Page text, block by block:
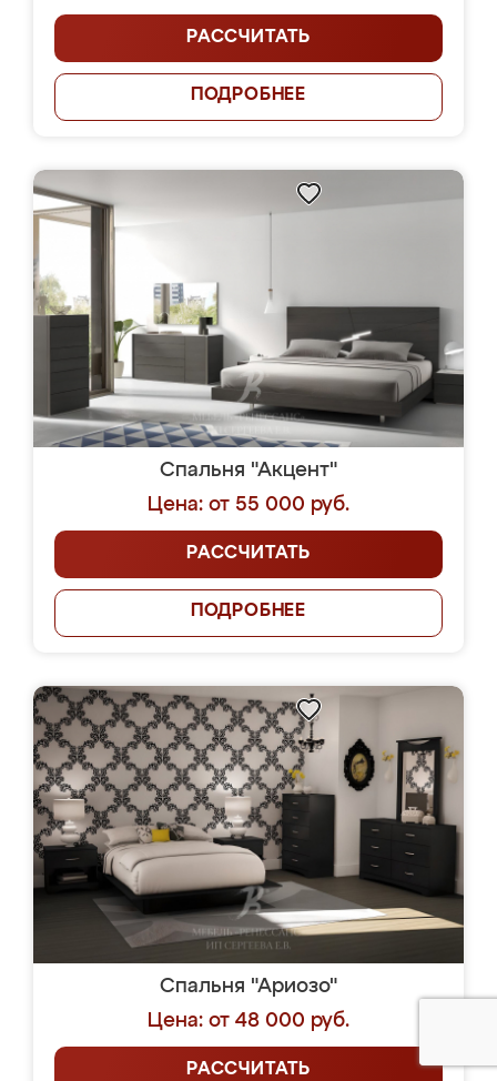
РАССЧИТАТЬ
ПОДРОБНЕЕ
Спальня "Акцент"
Цена: от 55 000 руб.
РАССЧИТАТЬ
ПОДРОБНЕЕ
Спальня "Ариозо"
Цена: от 48 000 руб.
РАССЧИТАТЬ